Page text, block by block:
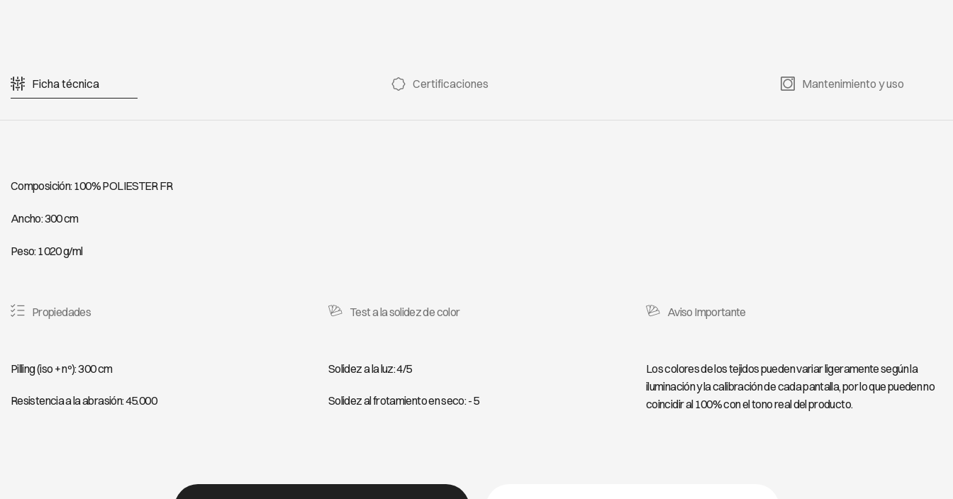
Ficha técnica Certificaciones Mantenimiento y uso
Composición: 100% POLIESTER FR
Ancho: 300 cm
Peso: 1020 g/ml
Propiedades
Pilling (iso + nº): 300 cm
Resistencia a la abrasión: 45.000
Test a la solidez de color
Solidez a la luz: 4/5
Solidez al frotamiento en seco: - 5
Aviso Importante
Los colores de los tejidos pueden variar ligeramente según la
iluminación y la calibración de cada pantalla, por lo que pueden no
coincidir al 100% con el tono real del producto.